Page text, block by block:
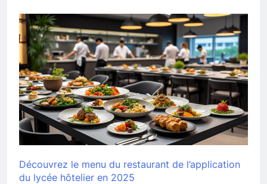
Découvrez le menu du restaurant de l’application
du lycée hôtelier en 2025